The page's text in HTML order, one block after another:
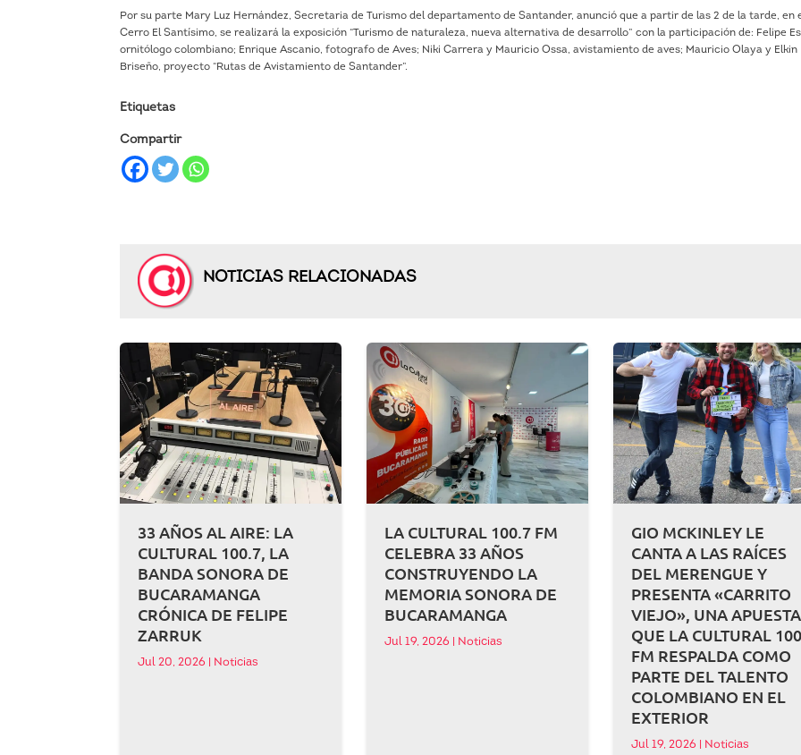
Por su parte Mary Luz Hernández, Secretaria de Turismo del departamento de Santander, anunció que a partir de las 2 de la tarde, en
Cerro El Santísimo, se realizará la exposición “Turismo de naturaleza, nueva alternativa de desarrollo” con la participación de: Felipe
ornitólogo colombiano; Enrique Ascanio, fotografo de Aves; Niki Carrera y Mauricio Ossa, avistamiento de aves; Mauricio Olaya y Elkin
Briseño, proyecto “Rutas de Avistamiento de Santander”.
Etiquetas
Compartir
NOTICIAS RELACIONADAS
33 AÑOS AL AIRE: LA
CULTURAL 100.7, LA
BANDA SONORA DE
BUCARAMANGA
CRÓNICA DE FELIPE
ZARRUK
Jul 20, 2026 Noticias
LA CULTURAL 100.7 FM
CELEBRA 33 AÑOS
CONSTRUYENDO LA
MEMORIA SONORA DE
BUCARAMANGA
Jul 19, 2026 Noticias
GIO MCKINLEY LE
CANTA A LAS RAÍCES
DEL MERENGUE Y
PRESENTA «CARRITO
VIEJO», UNA APUESTA
QUE LA CULTURAL
FM RESPALDA COMO
PARTE DEL TALENTO
COLOMBIANO EN EL
EXTERIOR
Jul 19, 2026 Noticias